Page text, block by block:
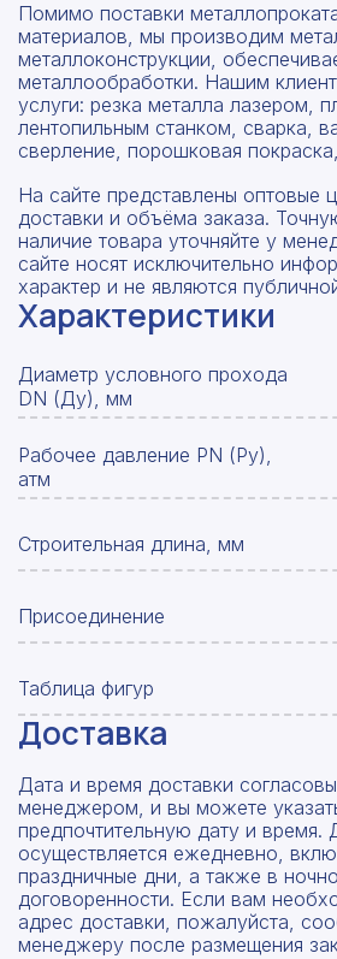
Помимо поставки
материалов, мы производим
металлоконструкции,
металлообработки. Нашим
услуги: резка металла лазером,
лентопильным станком, сварка,
сверление, порошковая
На сайте представлены оптовые
доставки и объёма заказа.
наличие товара уточняйте у
сайте носят исключительно
характер и не являются
Характеристики
Диаметр условного прохода
DN (Ду), мм
Рабочее давление PN (Ру),
атм
Строительная длина, мм
Присоединение
Таблица фигур
Доставка
Дата и время доставки
менеджером, и вы можете
предпочтительную дату и время.
осуществляется ежедневно,
праздничные дни, а также в
договоренности. Если вам
адрес доставки, пожалуйста,
менеджеру после размещения